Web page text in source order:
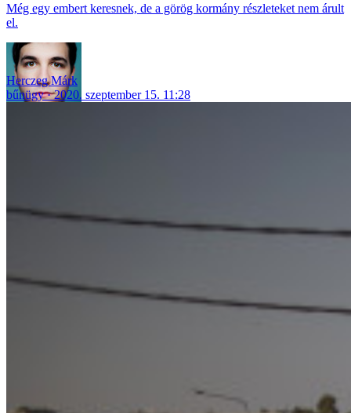
Még egy embert keresnek, de a görög kormány részleteket nem árult
el.
Herczeg Márk
bűnügy
2020. szeptember 15. 11:28